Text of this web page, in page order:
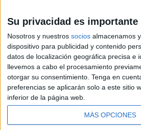
Su privacidad es
Nosotros y nuestros socios almacenamos
dispositivo para publicidad y contenido
datos de localización geográfica precisa e
llevemos a cabo el procesamiento
otorgar su consentimiento. Tenga en
preferencias se aplicarán solo a este sitio
inferior de la página web.
MÁS OPCIONES